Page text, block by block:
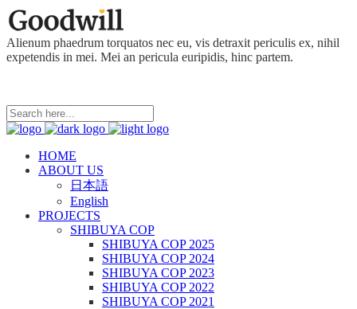
Alienum phaedrum torquatos nec eu, vis detraxit periculis ex, nihil
expetendis in mei. Mei an pericula euripidis, hinc partem.
HOME
ABOUT US
日本語
English
PROJECTS
SHIBUYA COP
SHIBUYA COP 2025
SHIBUYA COP 2024
SHIBUYA COP 2023
SHIBUYA COP 2022
SHIBUYA COP 2021